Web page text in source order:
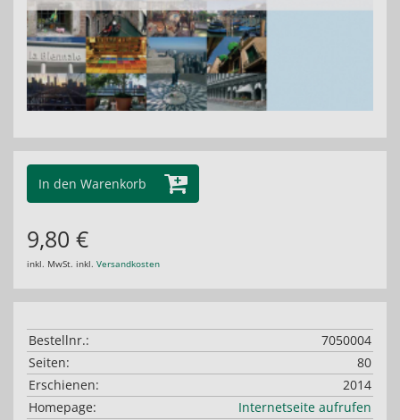
In den Warenkorb
9,80 €
inkl. MwSt. inkl. Versandkosten
Bestellnr.:
7050004
Seiten:
80
Erschienen:
2014
Homepage:
Internetseite aufrufen